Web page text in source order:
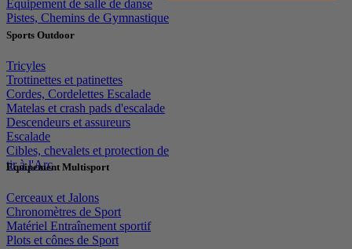
Equipement de salle de danse
Pistes, Chemins de Gymnastique
Sports Outdoor
Tricyles
Trottinettes et patinettes
Cordes, Cordelettes Escalade
Matelas et crash pads d'escalade
Descendeurs et assureurs
Escalade
Cibles, chevalets et protection de
tir à l'Arc
Equipement Multisport
Cerceaux et Jalons
Chronomètres de Sport
Matériel Entraînement sportif
Plots et cônes de Sport